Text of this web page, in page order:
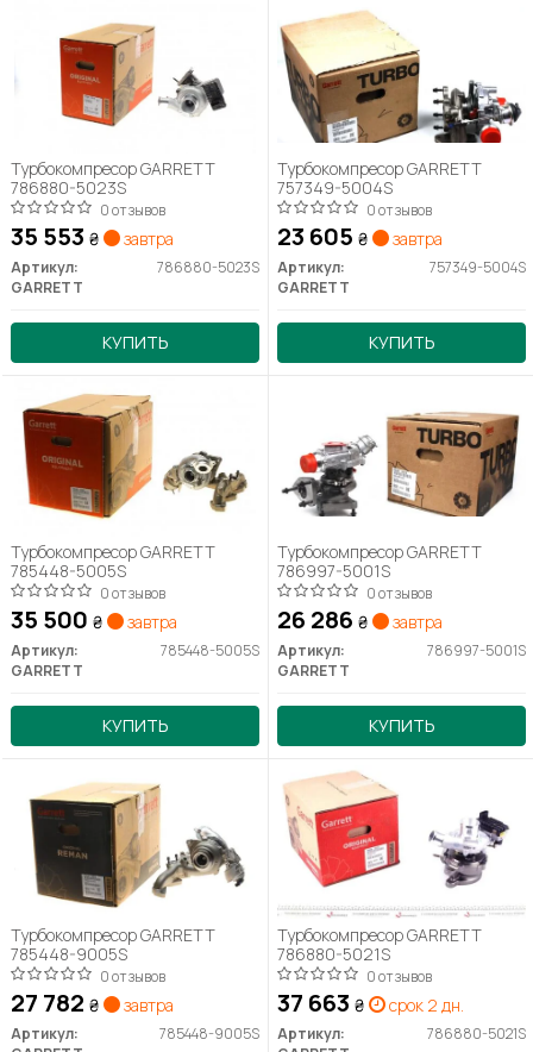
Турбокомпресор GARRETT
786880-5023S
0 отзывов
35 553 ₴ завтра
Артикул:
786880-5023S
GARRETT
КУПИТЬ
Турбокомпресор GARRETT
757349-5004S
0 отзывов
23 605 ₴ завтра
Артикул:
757349-5004S
GARRETT
КУПИТЬ
Турбокомпресор GARRETT
785448-5005S
0 отзывов
35 500 ₴ завтра
Артикул:
785448-5005S
GARRETT
КУПИТЬ
Турбокомпресор GARRETT
786997-5001S
0 отзывов
26 286 ₴ завтра
Артикул:
786997-5001S
GARRETT
КУПИТЬ
Турбокомпресор GARRETT
785448-9005S
0 отзывов
27 782 ₴ завтра
Артикул:
785448-9005S
Турбокомпресор GARRETT
786880-5021S
0 отзывов
37 663 ₴ срок 2 дн.
Артикул:
786880-5021S